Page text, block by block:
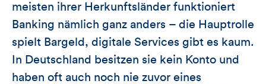
meisten ihrer Herkunftsländer funktioniert
Banking nämlich ganz anders – die Hauptrolle
spielt Bargeld, digitale Services gibt es kaum.
In Deutschland besitzen sie kein Konto und
haben oft auch noch nie zuvor eines